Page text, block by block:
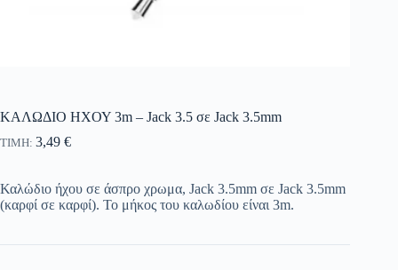
ΚΑΛΩΔΙΟ ΗΧΟΥ 3m – Jack 3.5 σε Jack 3.5mm
ΤΙΜΗ: 3,49 €
Καλώδιο ήχου σε άσπρο χρωμα, Jack 3.5mm σε Jack 3.5mm
(καρφί σε καρφί). Το μήκος του καλωδίου είναι 3m.